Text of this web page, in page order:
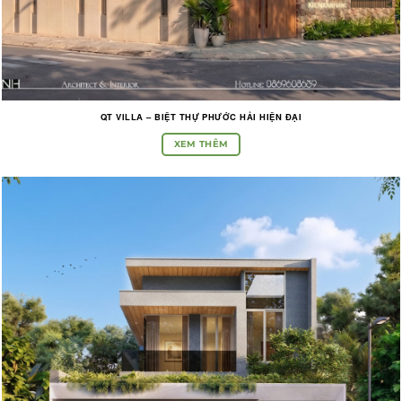
QT VILLA – BIỆT THỰ PHƯỚC HẢI HIỆN ĐẠI
XEM THÊM